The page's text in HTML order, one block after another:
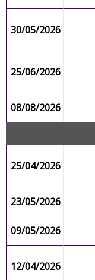
30/05/2026
25/06/2026
08/08/2026
25/04/2026
23/05/2026
09/05/2026
12/04/2026